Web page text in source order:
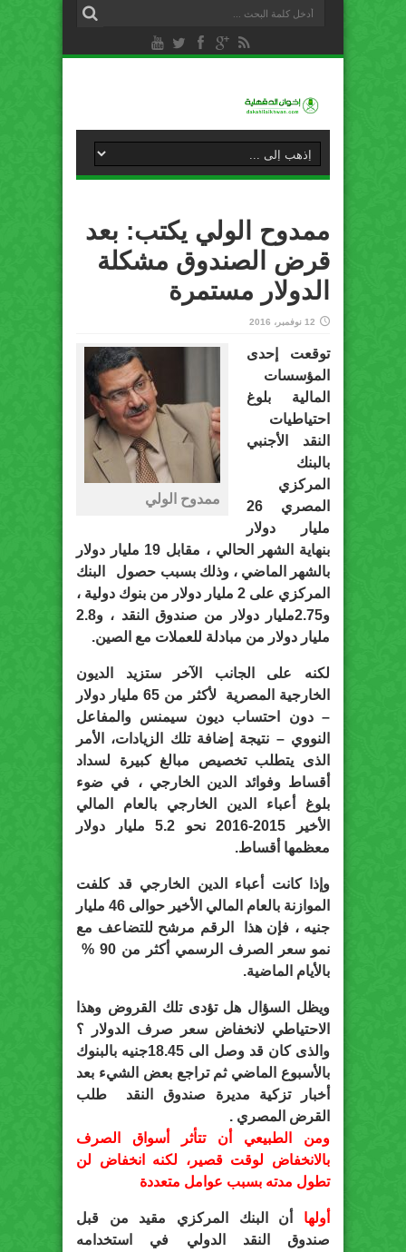
ممدوح الولي يكتب: بعد
قرض الصندوق مشكلة
الدولار مستمرة
12 نوفمبر، 2016
ممدوح الولي
توقعت إحدى
المؤسسات
المالية بلوغ
احتياطيات
النقد الأجنبي
بالبنك
المركزي
المصري 26
مليار دولار
بنهاية الشهر الحالي ، مقابل 19 مليار دولار
بالشهر الماضي ، وذلك بسبب حصول البنك
المركزي على 2 مليار دولار من بنوك دولية ،
و2.75مليار دولار من صندوق النقد ، و2.8
مليار دولار من مبادلة للعملات مع الصين.
لكنه على الجانب الآخر ستزيد الديون
الخارجية المصرية لأكثر من 65 مليار دولار
– دون احتساب ديون سيمنس والمفاعل
النووي – نتيجة إضافة تلك الزيادات، الأمر
الذى يتطلب تخصيص مبالغ كبيرة لسداد
أقساط وفوائد الدين الخارجي ، في ضوء
بلوغ أعباء الدين الخارجي بالعام المالي
الأخير 2015-2016 نحو 5.2 مليار دولار
معظمها أقساط.
وإذا كانت أعباء الدين الخارجي قد كلفت
الموازنة بالعام المالي الأخير حوالى 46 مليار
جنيه ، فإن هذا الرقم مرشح للتضاعف مع
نمو سعر الصرف الرسمي أكثر من 90 %
بالأيام الماضية.
ويظل السؤال هل تؤدى تلك القروض وهذا
الاحتياطي لانخفاض سعر صرف الدولار ؟
والذى كان قد وصل الى 18.45جنيه بالبنوك
بالأسبوع الماضي ثم تراجع بعض الشيء بعد
أخبار تزكية مديرة صندوق النقد طلب
القرض المصري .
ومن الطبيعي أن تتأثر أسواق الصرف
بالانخفاض لوقت قصير، لكنه انخفاض لن
تطول مدته بسبب عوامل متعددة
أولها
أن البنك المركزي مقيد من قبل
صندوق النقد الدولي في استخدامه